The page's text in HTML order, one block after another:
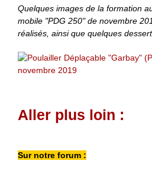
Quelques images de la formation
mobile "PDG 250" de novembre
réalisés, ainsi que quelques
Aller plus loin :
Sur notre forum :